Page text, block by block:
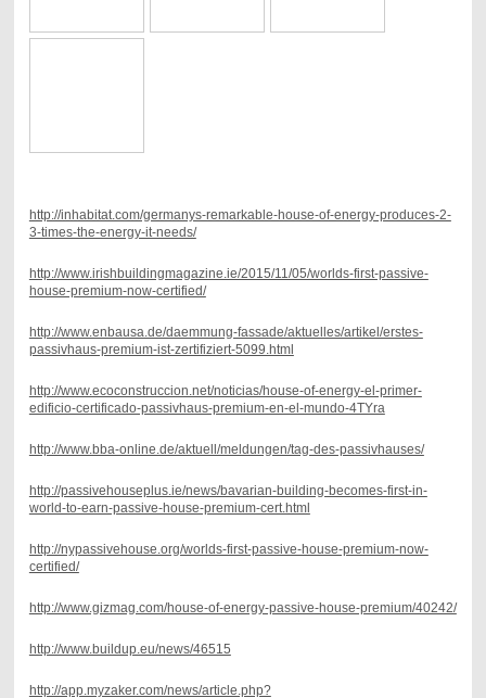
http://inhabitat.com/germanys-remarkable-house-of-energy-produces-2-
3-times-the-energy-it-needs/
http://www.irishbuildingmagazine.ie/2015/11/05/worlds-first-passive-
house-premium-now-certified/
http://www.enbausa.de/daemmung-fassade/aktuelles/artikel/erstes-
passivhaus-premium-ist-zertifiziert-5099.html
http://www.ecoconstruccion.net/noticias/house-of-energy-el-primer-
edificio-certificado-passivhaus-premium-en-el-mundo-4TYra
http://www.bba-online.de/aktuell/meldungen/tag-des-passivhauses/
http://passivehouseplus.ie/news/bavarian-building-becomes-first-in-
world-to-earn-passive-house-premium-cert.html
http://nypassivehouse.org/worlds-first-passive-house-premium-now-
certified/
http://www.gizmag.com/house-of-energy-passive-house-premium/40242/
http://www.buildup.eu/news/46515
http://app.myzaker.com/news/article.php?